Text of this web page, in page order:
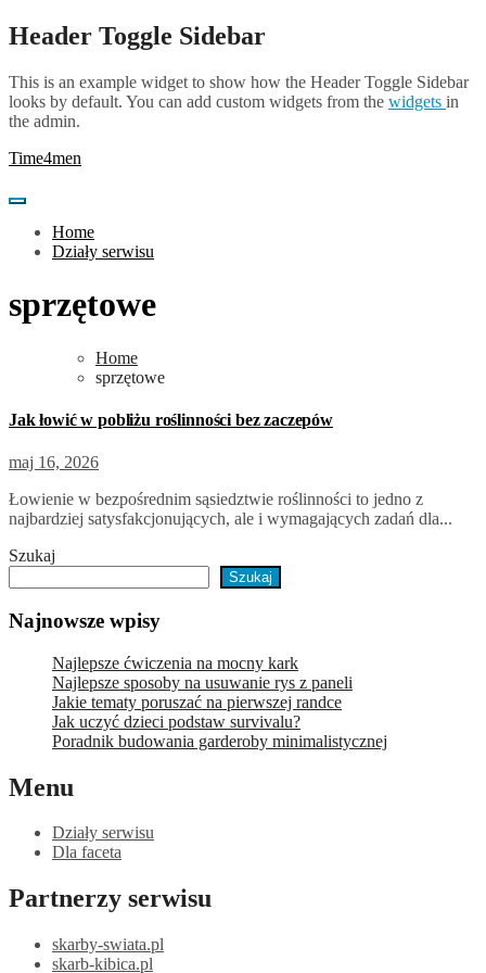
Skip
to
Header Toggle Sidebar
This is an example widget to show how the Header Toggle Sidebar
looks by default. You can add custom widgets from the widgets in
the admin.
Time4men
Home
Działy serwisu
sprzętowe
Home
sprzętowe
Jak łowić w pobliżu roślinności bez zaczepów
maj 16, 2026
Łowienie w bezpośrednim sąsiedztwie roślinności to jedno z
najbardziej satysfakcjonujących, ale i wymagających zadań dla...
Szukaj
Szukaj
Najnowsze wpisy
Najlepsze ćwiczenia na mocny kark
Najlepsze sposoby na usuwanie rys z paneli
Jakie tematy poruszać na pierwszej randce
Jak uczyć dzieci podstaw survivalu?
Poradnik budowania garderoby minimalistycznej
Menu
Działy serwisu
Dla faceta
Partnerzy serwisu
skarby-swiata.pl
skarb-kibica.pl